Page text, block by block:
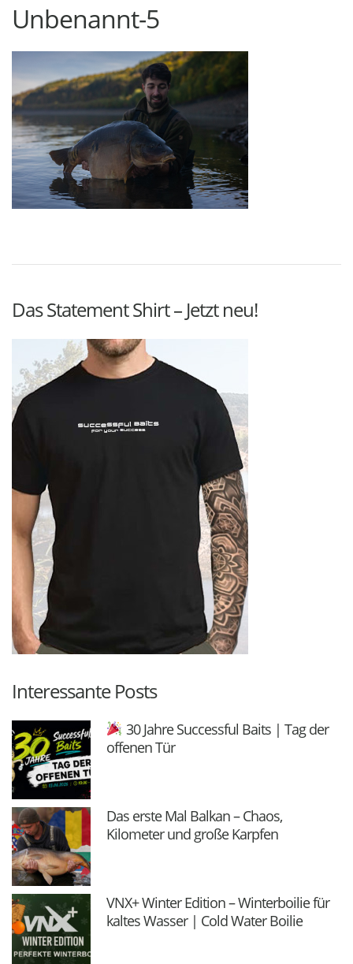
Unbenannt-5
Das Statement Shirt – Jetzt neu!
Interessante Posts
30 Jahre Successful Baits | Tag der
offenen Tür
Das erste Mal Balkan – Chaos,
Kilometer und große Karpfen
VNX+ Winter Edition – Winterboilie für
kaltes Wasser | Cold Water Boilie